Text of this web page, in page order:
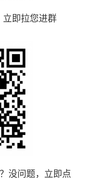
即拉您进群
没问题，立即点